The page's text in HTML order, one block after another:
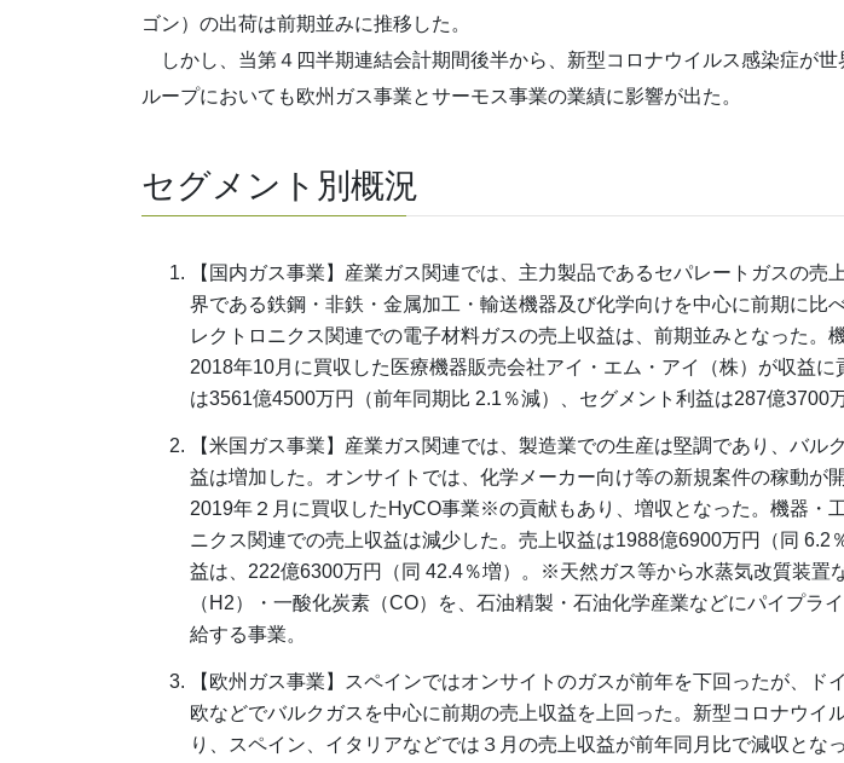
ゴン）の出荷は前期並みに推移した。
しかし、当第４四半期連結会計期間後半から、新型コロナウイルス感染症が世
ループにおいても欧州ガス事業とサーモス事業の業績に影響が出た。
セグメント別概況
【国内ガス事業】産業ガス関連では、主力製品であるセパレートガスの売
界である鉄鋼・非鉄・金属加工・輸送機器及び化学向けを中心に前期に比
レクトロニクス関連での電子材料ガスの売上収益は、前期並みとなった。
2018年10月に買収した医療機器販売会社アイ・エム・アイ（株）が収益に
は3561億4500万円（前年同期比 2.1％減）、セグメント利益は287億3700
【米国ガス事業】産業ガス関連では、製造業での生産は堅調であり、バル
益は増加した。オンサイトでは、化学メーカー向け等の新規案件の稼動が
2019年２月に買収したHyCO事業※の貢献もあり、増収となった。機器・
ニクス関連での売上収益は減少した。売上収益は1988億6900万円（同 6.2
益は、222億6300万円（同 42.4％増）。※天然ガス等から水蒸気改質装置
（H2）・一酸化炭素（CO）を、石油精製・石油化学産業などにパイプラ
給する事業。
【欧州ガス事業】スペインではオンサイトのガスが前年を下回ったが、ド
欧などでバルクガスを中心に前期の売上収益を上回った。新型コロナウイ
り、スペイン、イタリアなどでは３月の売上収益が前年同月比で減収とな